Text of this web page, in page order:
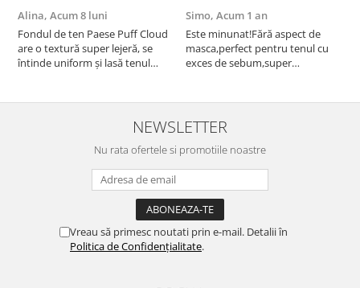
Alina, Acum 8 luni
Fondul de ten Paese Puff Cloud
are o textură super lejeră, se
întinde uniform și lasă tenul
rezistă bine toată ziua și nu
oxidează. Se simte ca o cremă
hidratantă pe piele. Un f...
Simo, Acum 1 an
Este minunat!Fără aspect de
masca,perfect pentru tenul cu
exces de sebum,super
NEWSLETTER
Nu rata ofertele si promotiile noastre
Vreau să primesc noutati prin e-mail. Detalii în
Politica de Confidențialitate.